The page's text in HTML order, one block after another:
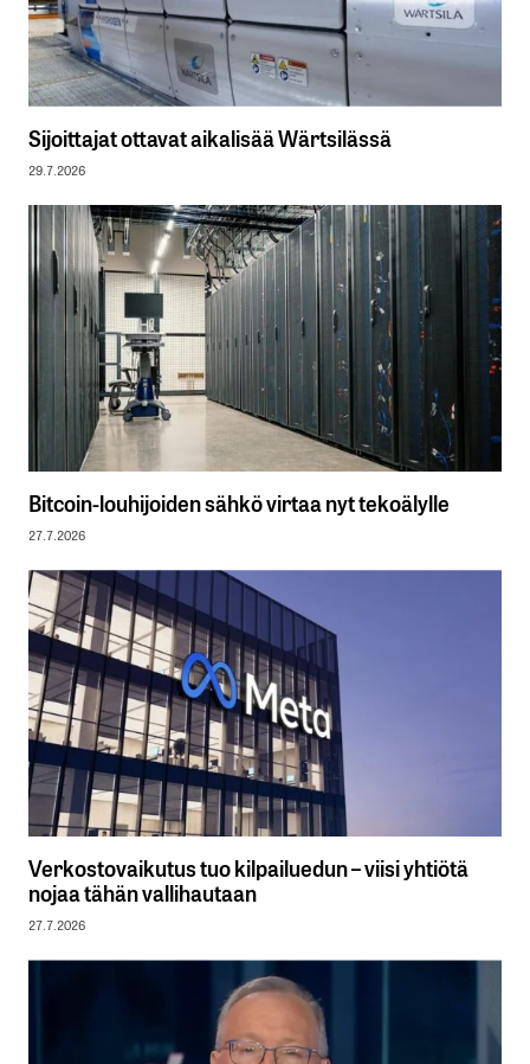
Sijoittajat ottavat aikalisää Wärtsilässä
29.7.2026
Bitcoin-louhijoiden sähkö virtaa nyt tekoälylle
27.7.2026
Verkostovaikutus tuo kilpailuedun – viisi yhtiötä
nojaa tähän vallihautaan
27.7.2026